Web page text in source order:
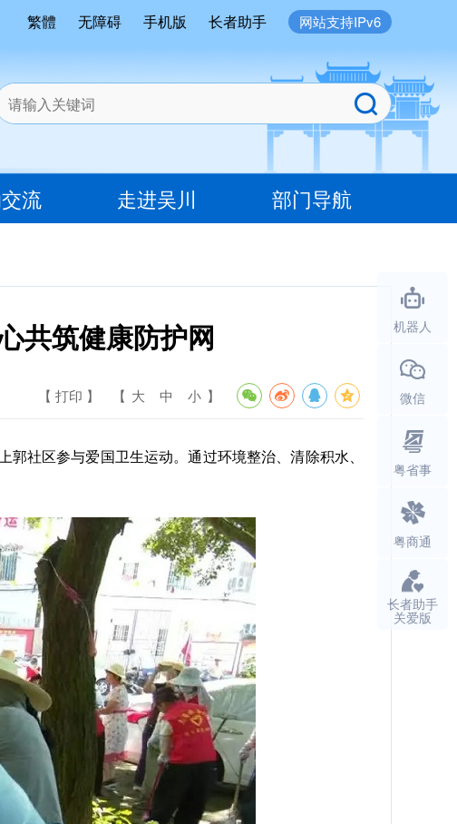
繁體 无障碍 手机版 长者助手 网站支持IPv6
流 走进吴川 部门导航
共筑健康防护网
【 打印 】 【 大 中 小 】
社区参与爱国卫生运动。通过环境整治、清除积水、
机器人
微信
粤省事
粤商通
长者助手
关爱版